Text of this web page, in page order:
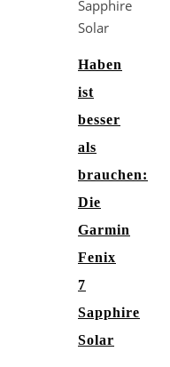
Haben
ist
besser
als
brauchen:
Die
Garmin
Fenix
7
Sapphire
Solar